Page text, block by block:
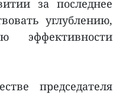
за последнее
углублению,
эффективности
председателя